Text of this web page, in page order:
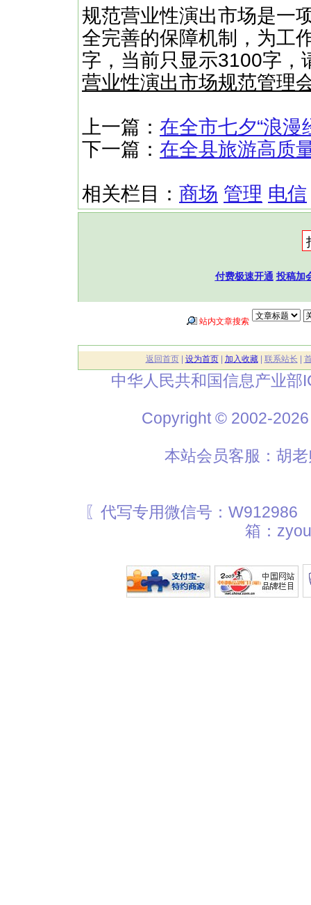
规范营业性演出市场是一
全完善的保障机制，为
字，当前只显示3100字，
营业性演出市场规范管理
上一篇： 在全市七夕“浪漫
下一篇： 在全县旅游高质
相关栏目： 商场 管理 电信
付费极速开通 投稿加
站内文章搜索
返回首页| 设为首页| 加入收藏| 联系站长
中华人民共和国信息产业部
Copyright © 2002-
本站会员客服：胡
〖代写专用微信号：
箱：